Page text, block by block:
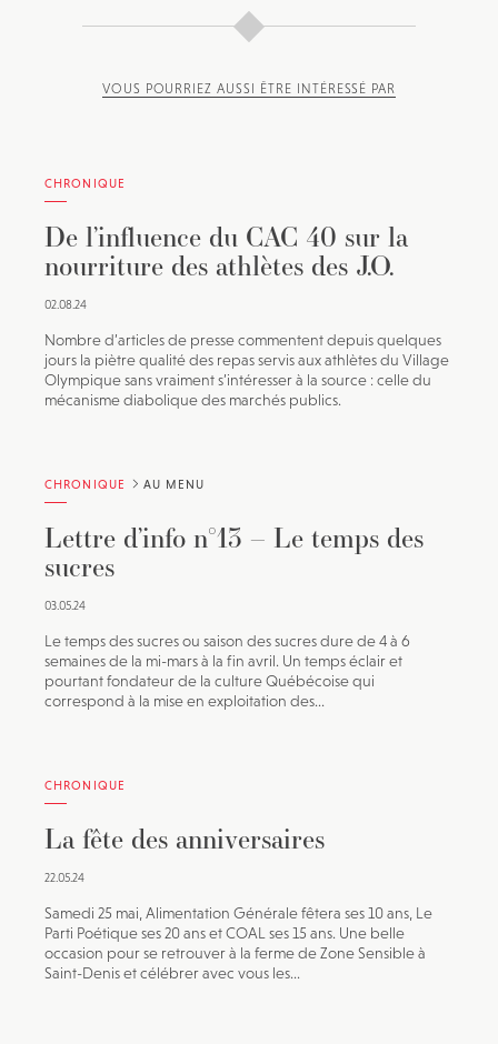
VOUS POURRIEZ AUSSI ÊTRE INTÉRESSÉ PAR
CHRONIQUE
De l’influence du CAC 40 sur la
nourriture des athlètes des J.O.
02.08.24
Nombre d’articles de presse commentent depuis quelques
jours la piètre qualité des repas servis aux athlètes du Village
Olympique sans vraiment s’intéresser à la source : celle du
mécanisme diabolique des marchés publics.
CHRONIQUE AU MENU
Lettre d’info n°13 – Le temps des
sucres
03.05.24
Le temps des sucres ou saison des sucres dure de 4 à 6
semaines de la mi-mars à la fin avril. Un temps éclair et
pourtant fondateur de la culture Québécoise qui
correspond à la mise en exploitation des...
CHRONIQUE
La fête des anniversaires
22.05.24
Samedi 25 mai, Alimentation Générale fêtera ses 10 ans, Le
Parti Poétique ses 20 ans et COAL ses 15 ans. Une belle
occasion pour se retrouver à la ferme de Zone Sensible à
Saint-Denis et célébrer avec vous les...